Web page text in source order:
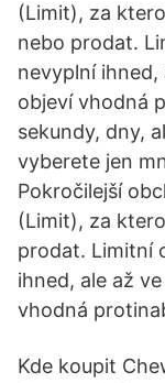
(Limit), za
nebo prodat.
nevyplní ihned,
objeví vhodná
sekundy, dny,
vyberete jen
Pokročilejší
(Limit), za
prodat. Limitní
ihned, ale až
vhodná
Kde koupit